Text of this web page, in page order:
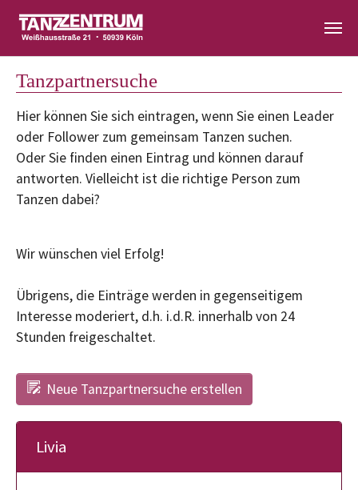
Tanzpartnersuche
Hier können Sie sich eintragen, wenn Sie einen Leader
oder Follower zum gemeinsam Tanzen suchen.
Oder Sie finden einen Eintrag und können darauf
antworten. Vielleicht ist die richtige Person zum
Tanzen dabei?
Wir wünschen viel Erfolg!
Übrigens, die Einträge werden in gegenseitigem
Interesse moderiert, d.h. i.d.R. innerhalb von 24
Stunden freigeschaltet.
Neue Tanzpartnersuche erstellen
Livia